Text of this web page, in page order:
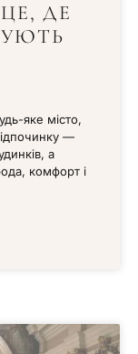
ДЕ
яке місто,
—
а
комфорт і